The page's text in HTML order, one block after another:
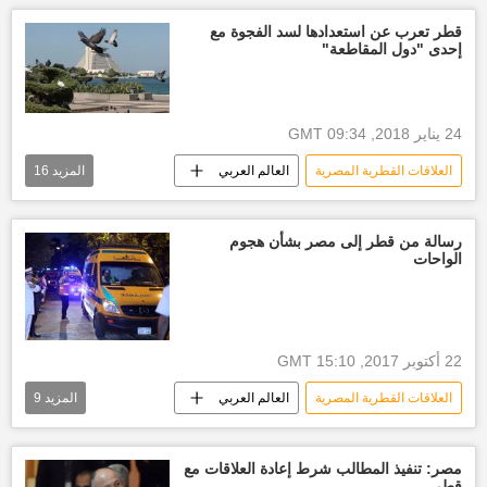
أخبار اليمن الأن
وزير الخارجية القطري
محمد بن عبد الرحمن آل ثاني
وزارة الخارجية القطرية
أخبار العالم الآن أخبار ليبيا اليوم
تصعيد الأوضاع في اليمن جامعة الدول العربية
قطر تعرب عن استعدادها لسد الفجوة مع
إحدى "دول المقاطعة"
24 يناير 2018, 09:34 GMT
العلاقات القطرية المصرية العالم العربي
الأخبار أخبار قطر اليوم
الشيخ محمد بن عبد الرحمن آل ثاني
الحكومة السعودية
أخبار العالم الآن وساطة
مقاطعة قطر حصار قطر
قطر والخليج أخبار الإمارات العربية المتحدة
البحرين
المزيد 16
رسالة من قطر إلى مصر بشأن هجوم
الواحات
22 أكتوبر 2017, 15:10 GMT
العلاقات القطرية المصرية العالم العربي
الأخبار أخبار قطر اليوم
وزارة الخارجية القطرية وزارة الخارجية المصرية
المزيد 9
مصر: تنفيذ المطالب شرط إعادة العلاقات مع